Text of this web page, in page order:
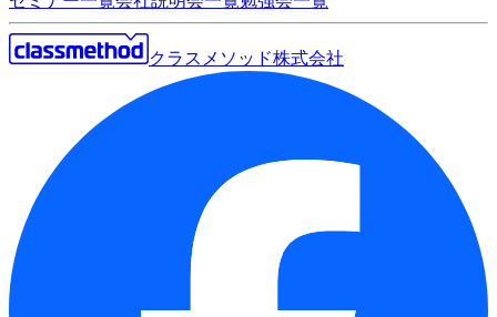
クラスメソッド株式会社